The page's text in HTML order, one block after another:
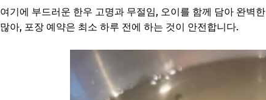
여기에 부드러운 한우 고명과 무절임, 오이를 함께 담아 완벽
많아, 포장 예약은 최소 하루 전에 하는 것이 안전합니다.